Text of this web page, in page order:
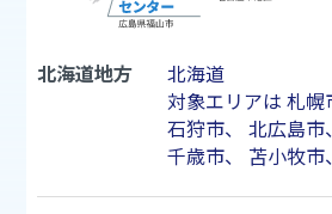
北海道地方
北海道
対象エリアは 札幌
石狩市、 北広島市
千歳市、 苫小牧市